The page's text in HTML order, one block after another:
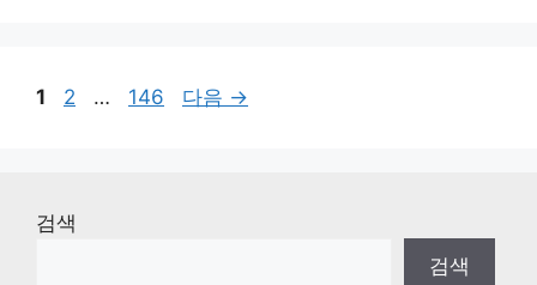
페
1
페
2 …
페
146 다음 →
검색
검색